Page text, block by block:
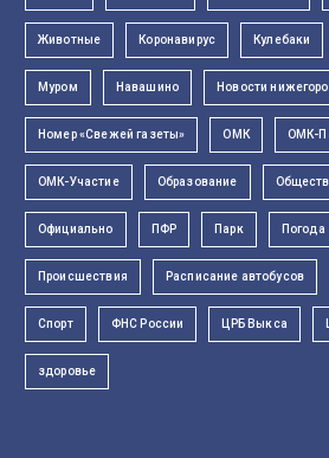
Животные Коронавирус Кулебаки
Муром Навашино Новости
Номер «Свежей газеты» ОМК ОМК-
ОМК-Участие Образование
Официально ПФР Парк Погода
Происшествия Расписание автобусов
Спорт ФНС России ЦРБ Выкса
здоровье